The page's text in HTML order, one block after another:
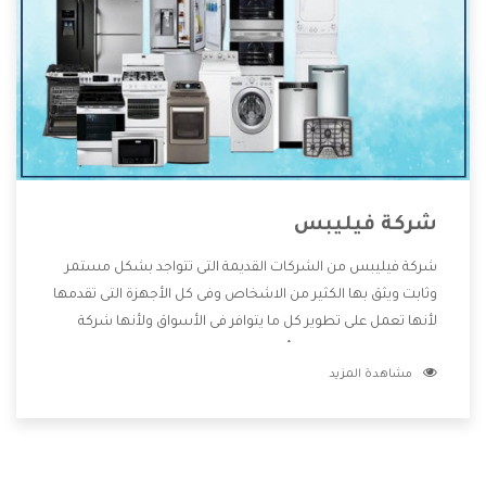
شركة فيليبس
شركة فيليبس من الشركات القديمة التى تتواجد بشكل مستمر
وثابت ويثق بها الكثير من الاشخاص وفى كل الأجهزة التى تقدمها
لأنها تعمل على تطوير كل ما يتوافر فى الأسواق ولأنها شركة
وتقدم للعملاء أقوى العروض والخصومات التى تسهل على
مشاهدة المزيد